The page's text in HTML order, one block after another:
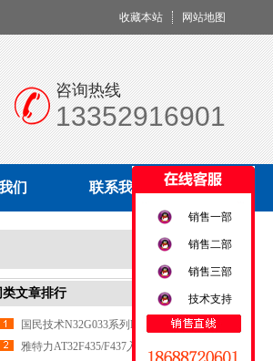
收藏本站 网站地图
咨询热线
13352916901
们 联系我们
类文章排行
国民技术N32G033系列MCU
雅特力AT32F435/F437入门使用指南
销售一部
销售二部
销售三部
技术支持